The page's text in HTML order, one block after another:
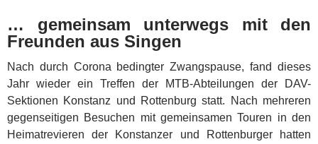
… gemeinsam unterwegs mit den
Freunden aus Singen
Nach durch Corona bedingter Zwangspause, fand dieses
Jahr wieder ein Treffen der MTB-Abteilungen der DAV-
Sektionen Konstanz und Rottenburg statt. Nach mehreren
gegenseitigen Besuchen mit gemeinsamen Touren in den
Heimatrevieren der Konstanzer und Rottenburger hatten